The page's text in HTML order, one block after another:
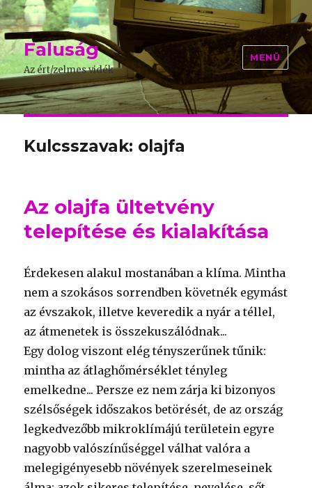
Faluság
Az ért/zelmes vidék
MENÜ
Kulcsszavak: olajfa
Az olajfa ültetvény
telepítése és kialakítása
Érdekesen alakul mostanában a klíma. Mintha
nem a szokásos sorrendben követnék egymást
az évszakok, illetve keveredik a nyár a téllel,
az átmenetek is összekuszálódnak...
Egy dolog viszont elég tényszerűnek tűnik:
mintha az átlaghőmérséklet tényleg
emelkedne... Persze ez nem zárja ki bizonyos
szélsőségek időszakos betörését, de az ország
legkedvezőbb mikroklímájú területein egyre
nagyobb valószínűséggel válhat valóra a
melegigényesebb növények szerelmeseinek